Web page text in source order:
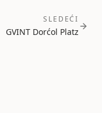
SLEDEĆI
GVINT Dorćol Platz